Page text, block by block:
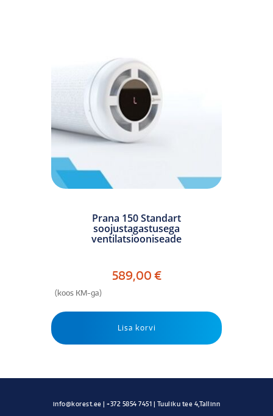
Prana 150 Standart
soojustagastusega
ventilatsiooniseade
589,00 €
(koos KM-ga)
Lisa korvi